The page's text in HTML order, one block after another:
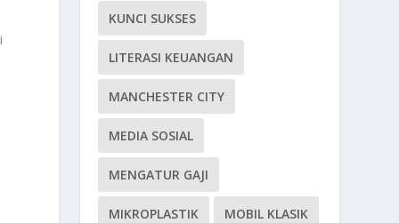
KUNCI SUKSES
LITERASI KEUANGAN
MANCHESTER CITY
MEDIA SOSIAL
MENGATUR GAJI
MIKROPLASTIK MOBIL KLASIK